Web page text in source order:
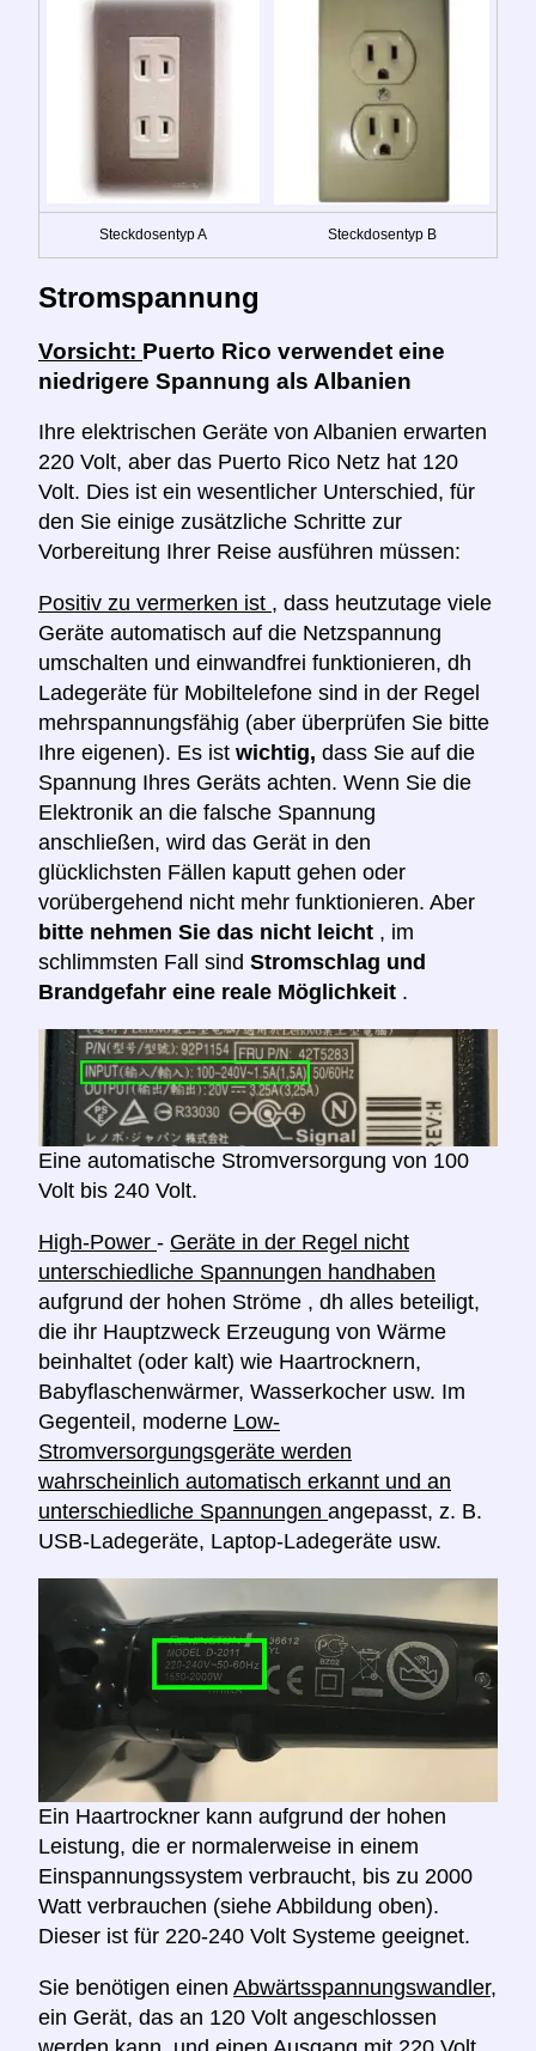
Steckdosentyp A Steckdosentyp B
Stromspannung
Vorsicht: Puerto Rico verwendet eine
niedrigere Spannung als Albanien
Ihre elektrischen Geräte von Albanien erwarten
220 Volt, aber das Puerto Rico Netz hat 120
Volt. Dies ist ein wesentlicher Unterschied, für
den Sie einige zusätzliche Schritte zur
Vorbereitung Ihrer Reise ausführen müssen:
Positiv zu vermerken ist , dass heutzutage viele
Geräte automatisch auf die Netzspannung
umschalten und einwandfrei funktionieren, dh
Ladegeräte für Mobiltelefone sind in der Regel
mehrspannungsfähig (aber überprüfen Sie bitte
Ihre eigenen). Es ist wichtig, dass Sie auf die
Spannung Ihres Geräts achten. Wenn Sie die
Elektronik an die falsche Spannung
anschließen, wird das Gerät in den
glücklichsten Fällen kaputt gehen oder
vorübergehend nicht mehr funktionieren. Aber
bitte nehmen Sie das nicht leicht , im
schlimmsten Fall sind Stromschlag und
Brandgefahr eine reale Möglichkeit .
Eine automatische Stromversorgung von 100
Volt bis 240 Volt.
High-Power - Geräte in der Regel nicht
unterschiedliche Spannungen handhaben
aufgrund der hohen Ströme , dh alles beteiligt,
die ihr Hauptzweck Erzeugung von Wärme
beinhaltet (oder kalt) wie Haartrocknern,
Babyflaschenwärmer, Wasserkocher usw. Im
Gegenteil, moderne Low-
Stromversorgungsgeräte werden
wahrscheinlich automatisch erkannt und an
unterschiedliche Spannungen angepasst, z. B.
USB-Ladegeräte, Laptop-Ladegeräte usw.
Ein Haartrockner kann aufgrund der hohen
Leistung, die er normalerweise in einem
Einspannungssystem verbraucht, bis zu 2000
Watt verbrauchen (siehe Abbildung oben).
Dieser ist für 220-240 Volt Systeme geeignet.
Sie benötigen einen Abwärtsspannungswandler,
ein Gerät, das an 120 Volt angeschlossen